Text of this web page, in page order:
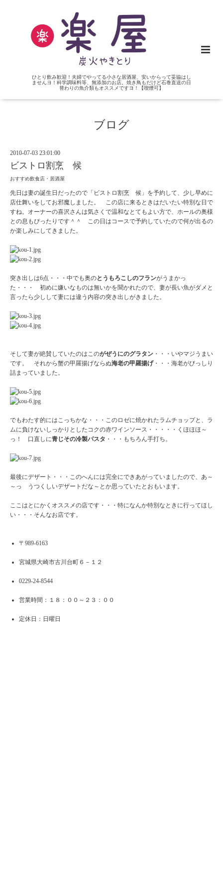
ひとり飲み歓迎！夫婦でやってる小さな居酒屋、安いからって妥協はし
ませんヨ！科学調味料等、無添加のお店。焼き鳥もだけど石巻直送の日
替わりの魚介類もオススメですヨ！【喫煙可】
ブログ
2010-07-03 23:01:00
ビストロ割烹 候
おすすめ飲食店・居酒屋
先日は妻の誕生日だったので「ビストロ割烹 候」を予約して、少し早めに
店仕舞いをしてお邪魔しました。 この店に来るときはだいたい特別な日で
すね。オーナーの喜沢さんは気さくで温和なとてもよい方で、ホールの奥様
との息もぴったりです＾＾ この日はコースで予約していたので何が出るの
か楽しみにしてきました。
突き出しは6点・・・中でも奥のとうもろこしのフランがうまかっ
た・・・ 初めに嫌いなものは無いかを聞かれたので、妻が長い魚がダメと
言ったら少しして妻には違う内容の突き出しがきました。
そして妻が絶賛していたのはこのがぜうにのグラタン ・・・いやマジうまい
です。 それから蟹の甲羅揚げならぬ海老の甲羅揚げ・・・海老がびっしり
詰まっていました。
でもわたす的にはこっちかな・・・このロゼに焼かれたラムチョップと、ラ
ムに負けないしっかりとしたコクの赤ワインソース・・・・・くほほほ～
っ！ 口直しに青じその冷製パスタ ・・・もちろん手打ち。
最後にデザート・・・このへんには完全にできあがっていましたので、あ～
～っ うつくしいデザートだな～とか思っていたとおもいます。
ここはとにかくオススメの店です・・・特になんか特別なときに行ってほし
い・・・そんなお店です。
〒989-6163
宮城県大崎市古川台町６－１２
0229-24-8544‎
営業時間：１８：００～２３：００
定休日：日曜日